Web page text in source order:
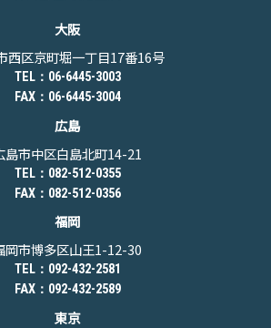
大阪
西区京町堀一丁目17番16号
TEL：06-6445-3003
FAX：06-6445-3004
広島
島市中区白島北町14-21
TEL：082-512-0355
FAX：082-512-0356
福岡
岡市博多区山王1-12-30
TEL：092-432-2581
FAX：092-432-2589
東京